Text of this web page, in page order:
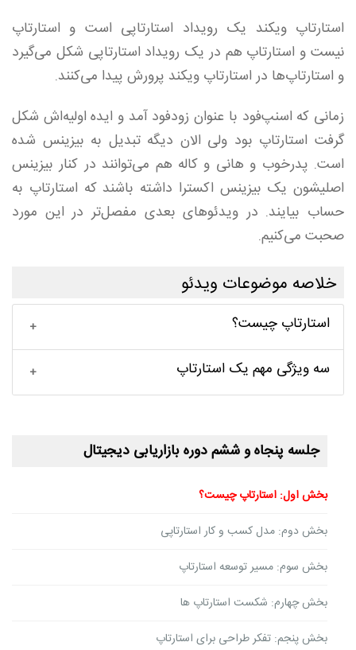
استارتاپ ویکند یک رویداد استارتاپی است و استارتاپ
نیست و استارتاپ هم در یک رویداد استارتاپی شکل می‌گیرد
و استارتاپ‌ها در استارتاپ ویکند پرورش پیدا می‌کنند.
زمانی که اسنپ‌فود با عنوان زودفود آمد و ایده‌ اولیه‌اش شکل
گرفت استارتاپ بود ولی الان دیگه تبدیل به بیزینس شده
است. پدر‌خوب و هانی و کاله هم می‌توانند در کنار بیزینس
اصلیشون یک بیزینس اکسترا داشته باشند که استارتاپ به
حساب بیایند. در ویدئو‌های بعدی مفصل‌تر در این مورد
صحبت می‌کنیم.
خلاصه موضوعات ویدئو
استارتاپ چیست؟
سه ویژگی مهم یک استارتاپ
جلسه پنجاه و ششم دوره بازاریابی دیجیتال
بخش اول: استارتاپ چیست؟
بخش دوم: مدل کسب و کار استارتاپی
بخش سوم: مسیر توسعه استارتاپ
بخش چهارم: شکست استارتاپ ها
بخش پنجم: تفکر طراحی برای استارتاپ